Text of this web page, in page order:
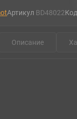
Артикул BD48022
Описание